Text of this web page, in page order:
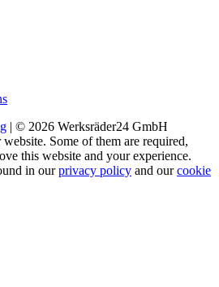
| © 2026 Werksräder24 GmbH
Some of them are required,
this website and your experience.
in ourprivacy policy and ourcookie